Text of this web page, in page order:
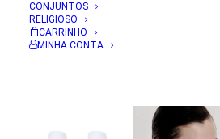
CONJUNTOS
RELIGIOSO
CARRINHO
MINHA CONTA